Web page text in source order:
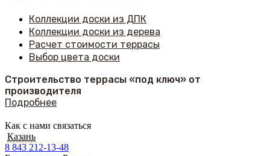
Коллекции доски из ДПК
Коллекции доски из дерева
Расчет стоимости террасы
Выбор цвета доски
Строительство террасы «под ключ» от
производителя
Подробнее
Как с нами связаться
Казань
8 843 212-13-48